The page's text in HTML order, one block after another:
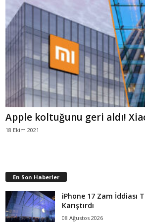
Apple koltuğunu geri aldı!
18 Ekim 2021
En Son Haberler
iPhone 17 Zam İddiası
Karıştırdı
08 Ağustos 2026